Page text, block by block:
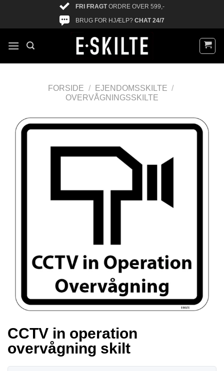
FRI FRAGTORDRE OVER 599,-
BRUG FOR HJÆLP? CHAT 24/7
FORSIDE / EJENDOMSSKILTE /
OVERVÅGNINGSSKILTE
CCTV in operation
overvågning skilt